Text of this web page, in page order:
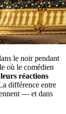
le noir pendant
où le comédien
réactions
différence entre
— et dans